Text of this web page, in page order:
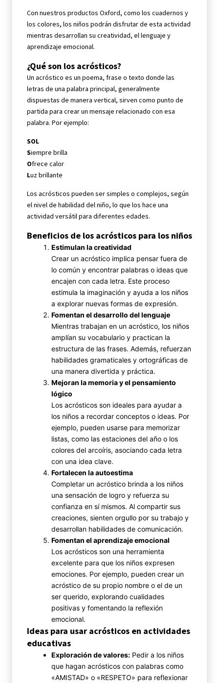
Con nuestros productos Oxford, como los cuadernos y
los colores, los niños podrán disfrutar de esta actividad
mientras desarrollan su creatividad, el lenguaje y
aprendizaje emocional.
¿Qué son los acrósticos?
Un acróstico es un poema, frase o texto donde las
letras de una palabra principal, generalmente
dispuestas de manera vertical, sirven como punto de
partida para crear un mensaje relacionado con esa
palabra. Por ejemplo:
SOL
Siempre brilla
Ofrece calor
Luz brillante
Los acrósticos pueden ser simples o complejos, según
el nivel de habilidad del niño, lo que los hace una
actividad versátil para diferentes edades.
Beneficios de los acrósticos para los niños
Estimulan la creatividad
Crear un acróstico implica pensar fuera de
lo común y encontrar palabras o ideas que
encajen con cada letra. Este proceso
estimula la imaginación y ayuda a los niños
a explorar nuevas formas de expresión.
Fomentan el desarrollo del lenguaje
Mientras trabajan en un acróstico, los niños
amplían su vocabulario y practican la
estructura de las frases. Además, refuerzan
habilidades gramaticales y ortográficas de
una manera divertida y práctica.
Mejoran la memoria y el pensamiento
lógico
Los acrósticos son ideales para ayudar a
los niños a recordar conceptos o ideas. Por
ejemplo, pueden usarse para memorizar
listas, como las estaciones del año o los
colores del arcoíris, asociando cada letra
con una idea clave.
Fortalecen la autoestima
Completar un acróstico brinda a los niños
una sensación de logro y refuerza su
confianza en sí mismos. Al compartir sus
creaciones, sienten orgullo por su trabajo y
desarrollan habilidades de comunicación.
Fomentan el aprendizaje emocional
Los acrósticos son una herramienta
excelente para que los niños expresen
emociones. Por ejemplo, pueden crear un
acróstico de su propio nombre o el de un
ser querido, explorando cualidades
positivas y fomentando la reflexión
emocional.
Ideas para usar acrósticos en actividades
educativas
Exploración de valores: Pedir a los niños
que hagan acrósticos con palabras como
«AMISTAD» o «RESPETO» para reflexionar